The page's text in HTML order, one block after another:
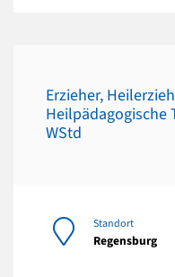
Erzieher,
Heilpädagogische
WStd
Standort
Regensburg